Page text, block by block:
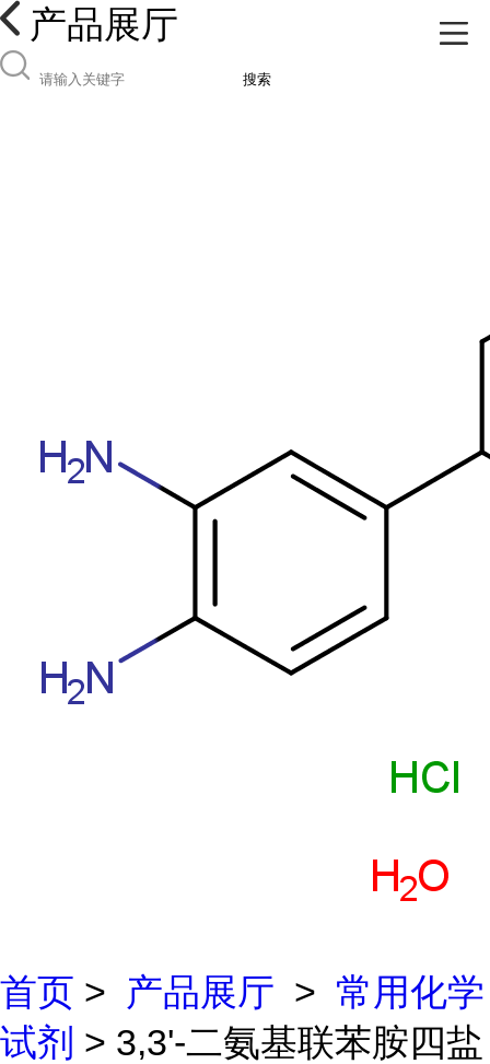
产品展厅
搜索
首页 > 产品展厅 > 常用化学
试剂 > 3,3'-二氨基联苯胺四盐